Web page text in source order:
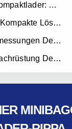
Mini-Radlader Vs. Kompaktlader: Welche Kompaktmaschine Eignet Sich Besser Für Ihr Unternehmen?
Mini-Radlader: Eine Kompakte Lösung Für Den Effizienten Materialumschlag
Optimierung Der Abmessungen Des RIPPA R10-Schaufelzylinders – Gültig Ab 15. Juli 2026
RIPPA R10/R06 – Nachrüstung Des Sitzsicherheitssystems — Gültig Ab 22. Juli 2026